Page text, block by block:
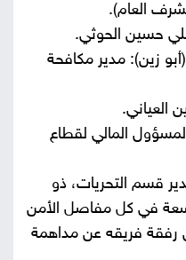
العام).
حسين الحوثي.
زين): مدير مكافحة
العياني.
المالي لقطاع
قسم التحريات، ذو
في كل مفاصل الأمن
رفقة فريقه عن مداهمة